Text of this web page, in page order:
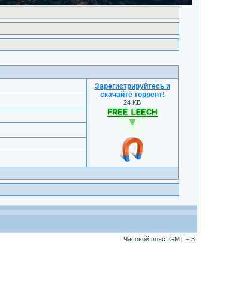
Зарегистрируйтесь и
скачайте торрент!
24 KB
Часовой пояс: GMT + 3